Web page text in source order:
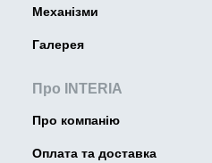
Механізми
Галерея
Про INTERIA
Про компанію
Оплата та доставка